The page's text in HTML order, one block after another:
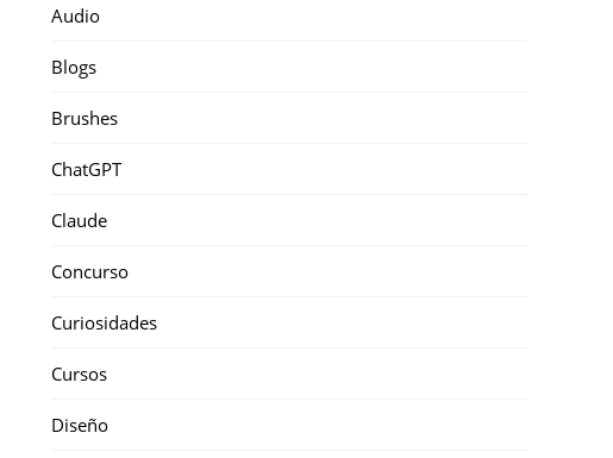
Audio
Blogs
Brushes
ChatGPT
Claude
Concurso
Curiosidades
Cursos
Diseño